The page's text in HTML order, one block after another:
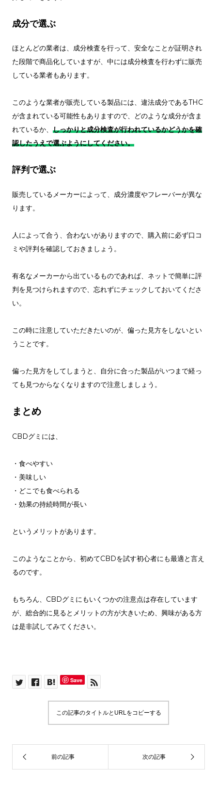
成分で選ぶ
ほとんどの業者は、成分検査を行って、安全なことが証明され
た段階で商品化していますが、中には成分検査を行わずに販売
している業者もあります。
このような業者が販売している製品には、違法成分であるTHC
が含まれている可能性もありますので、どのような成分が含ま
れているか、 しっかりと成分検査が行われているかどうかを確
認したうえで選ぶようにしてください。
評判で選ぶ
販売しているメーカーによって、成分濃度やフレーバーが異な
ります。
人によって合う、合わないがありますので、購入前に必ず口コ
ミや評判を確認しておきましょう。
有名なメーカーから出ているものであれば、ネットで簡単に評
判を見つけられますので、忘れずにチェックしておいてくださ
い。
この時に注意していただきたいのが、偏った見方をしないとい
うことです。
偏った見方をしてしまうと、自分に合った製品がいつまで経っ
ても見つからなくなりますので注意しましょう。
まとめ
CBDグミには、
・食べやすい
・美味しい
・どこでも食べられる
・効果の持続時間が長い
というメリットがあります。
このようなことから、初めてCBDを試す初心者にも最適と言え
るのです。
もちろん、CBDグミにもいくつかの注意点は存在しています
が、総合的に見るとメリットの方が大きいため、興味がある方
は是非試してみてください。
Save
この記事のタイトルとURLをコピーする